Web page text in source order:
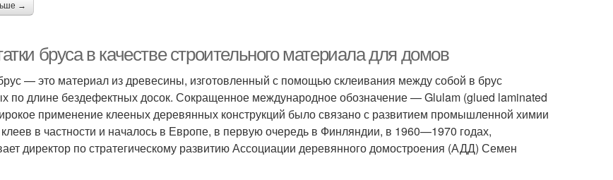
→
бруса в качестве строительного материала для домов
— это материал из древесины, изготовленный с помощью склеивания между собой в брус
по длине бездефектных досок. Сокращенное международное обозначение — Glulam (glued laminated
применение клееных деревянных конструкций было связано с развитием промышленной химии
в частности и началось в Европе, в первую очередь в Финляндии, в 1960—1970 годах,
директор по стратегическому развитию Ассоциации деревянного домостроения (АДД) Семен